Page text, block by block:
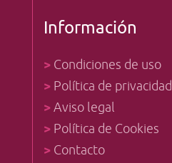
Información
> Condiciones de uso
> Política de privacidad
>Aviso legal
> Política de Cookies
> Contacto